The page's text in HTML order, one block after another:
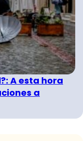
A esta hora
a